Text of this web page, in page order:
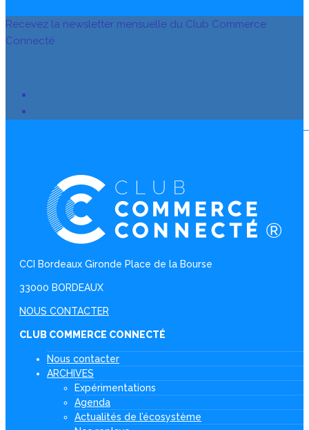
Recevez la newsletter mensuelle du Club Commerce
Connecté
CCI Bordeaux Gironde Place de la Bourse
33000 BORDEAUX
NOUS CONTACTER
CLUB COMMERCE CONNECTÉ
Nous contacter
ARCHIVES
Expérimentations
Agenda
Actualités de l’écosystème